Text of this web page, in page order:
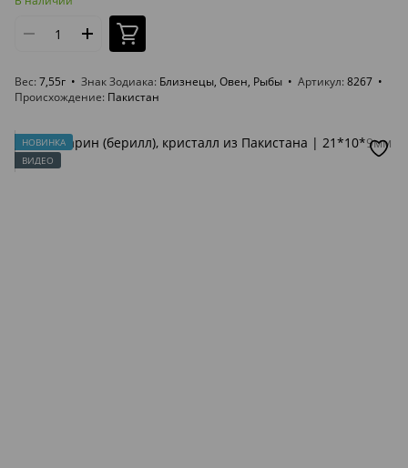
Вес 7,55г Знак Зодиака Близнецы, Овен, Рыбы Артикул 8267
Происхождение Пакистан
НОВИНКА
ВИДЕО